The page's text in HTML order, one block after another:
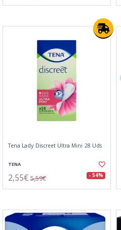
Tena Lady Discreet Ultra Mini 28 Uds
TENA
2,55€ 5,59€ - 54%